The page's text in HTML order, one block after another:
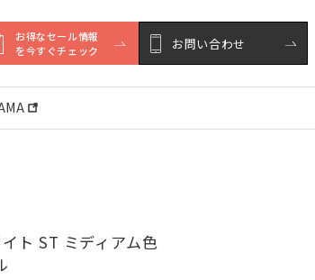
お得なセール情報
を今すぐチェック
お問い合わせ
ト ST ミディアム色